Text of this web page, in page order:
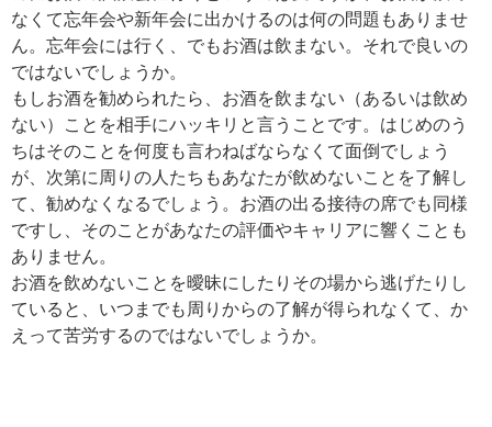
なくて忘年会や新年会に出かけるのは何の問題もありませ
ん。忘年会には行く、でもお酒は飲まない。それで良いの
ではないでしょうか。
もしお酒を勧められたら、お酒を飲まない（あるいは飲め
ない）ことを相手にハッキリと言うことです。はじめのう
ちはそのことを何度も言わねばならなくて面倒でしょう
が、次第に周りの人たちもあなたが飲めないことを了解し
て、勧めなくなるでしょう。お酒の出る接待の席でも同様
ですし、そのことがあなたの評価やキャリアに響くことも
ありません。
お酒を飲めないことを曖昧にしたりその場から逃げたりし
ていると、いつまでも周りからの了解が得られなくて、か
えって苦労するのではないでしょうか。